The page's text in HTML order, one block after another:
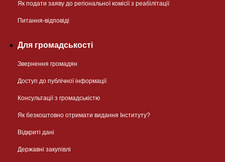
Як подати заяву до регіональної комісії з реабілітації
Питання-відповіді
Для громадськості
Звернення громадян
Доступ до публічної інформації
Консультації з громадськістю
Як безкоштовно отримати видання Інституту?
Відкриті дані
Державні закупівлі